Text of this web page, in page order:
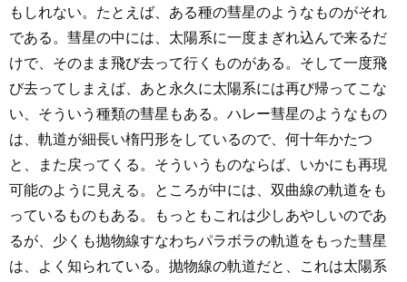
もしれない。たとえば、ある種の彗星のようなものがそれ
である。彗星の中には、太陽系に一度まぎれ込んで来るだ
けで、そのまま飛び去って行くものがある。そして一度飛
び去ってしまえば、あと永久に太陽系には再び帰ってこな
い、そういう種類の彗星もある。ハレー彗星のようなもの
は、軌道が細長い楕円形をしているので、何十年かたつ
と、また戻ってくる。そういうものならば、いかにも再現
可能のように見える。ところが中には、双曲線の軌道をも
っているものもある。もっともこれは少しあやしいのであ
るが、少くも抛物線すなわちパラボラの軌道をもった彗星
は、よく知られている。抛物線の軌道だと、これは太陽系